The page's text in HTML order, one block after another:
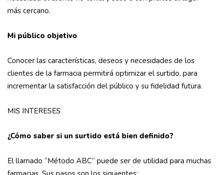
más cercano.
Mi público objetivo
Conocer las características, deseos y necesidades de los
clientes de la farmacia permitirá optimizar el surtido, para
incrementar la satisfacción del público y su fidelidad futura.
MIS INTERESES
¿Cómo saber si un surtido está bien definido?
El llamado “Método ABC” puede ser de utilidad para muchas